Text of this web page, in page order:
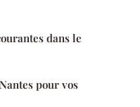
dans le
pour vos